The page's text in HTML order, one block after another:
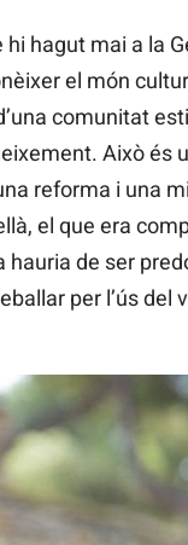
hagut mai a la
el món
comunitat
Això és
reforma i una
el que era
de ser
per l’ús del